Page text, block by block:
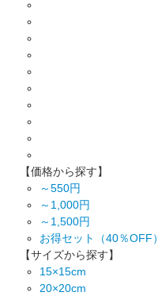
【価格から探す】
～550円
～1,000円
～1,500円
お得セット（40％OFF）
【サイズから探す】
15×15cm
20×20cm